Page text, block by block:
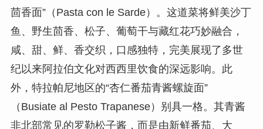
茴香面”（Pasta con le Sarde）。这道菜将鲜美沙丁
鱼、野生茴香、松子、葡萄干与藏红花巧妙融合，
咸、甜、鲜、香交织，口感独特，完美展现了多世
纪以来阿拉伯文化对西西里饮食的深远影响。此
外，特拉帕尼地区的“杏仁番茄青酱螺旋面”
（Busiate al Pesto Trapanese）别具一格。其青酱
非北部常见的罗勒松子酱，而是由新鲜番茄、大